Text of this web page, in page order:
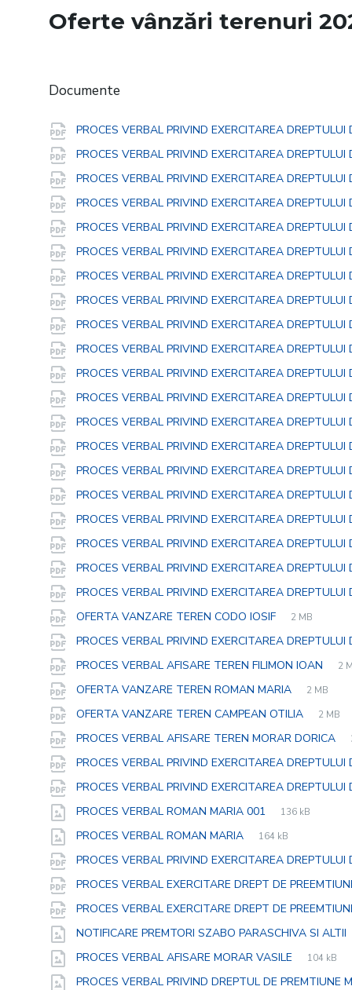
Oferte vânzări terenuri
Documente
PROCES VERBAL PRIVIND EXERCITAREA
PROCES VERBAL PRIVIND EXERCITAREA
PROCES VERBAL PRIVIND EXERCITAREA
PROCES VERBAL PRIVIND EXERCITAREA
PROCES VERBAL PRIVIND EXERCITAREA
PROCES VERBAL PRIVIND EXERCITAREA
PROCES VERBAL PRIVIND EXERCITAREA
PROCES VERBAL PRIVIND EXERCITAREA
PROCES VERBAL PRIVIND EXERCITAREA
PROCES VERBAL PRIVIND EXERCITAREA
PROCES VERBAL PRIVIND EXERCITAREA
PROCES VERBAL PRIVIND EXERCITAREA
PROCES VERBAL PRIVIND EXERCITAREA
PROCES VERBAL PRIVIND EXERCITAREA
PROCES VERBAL PRIVIND EXERCITAREA
PROCES VERBAL PRIVIND EXERCITAREA
PROCES VERBAL PRIVIND EXERCITAREA
PROCES VERBAL PRIVIND EXERCITAREA
PROCES VERBAL PRIVIND EXERCITAREA
PROCES VERBAL PRIVIND EXERCITAREA DREPTULUI
OFERTA VANZARE TEREN CODO IOSIF
File
pdf
File
2 MB
PROCES VERBAL PRIVIND EXERCITAREA
PROCES VERBAL AFISARE TEREN FILIMON IOAN
File
pdf
File
2
OFERTA VANZARE TEREN ROMAN MARIA
File
pdf
File
2 MB
OFERTA VANZARE TEREN CAMPEAN OTILIA
File
pdf
File
2 MB
PROCES VERBAL AFISARE TEREN MORAR DORICA
PROCES VERBAL PRIVIND EXERCITAREA DREPTULUI
PROCES VERBAL PRIVIND EXERCITAREA DREPTULUI
PROCES VERBAL ROMAN MARIA 001
File
jpg
File
136 kB
PROCES VERBAL ROMAN MARIA
File
jpg
File
164 kB
PROCES VERBAL PRIVIND EXERCITAREA
PROCES VERBAL EXERCITARE DREPT DE
PROCES VERBAL EXERCITARE DREPT DE
NOTIFICARE PREMTORI SZABO PARASCHIVA SI ALTII
PROCES VERBAL AFISARE MORAR VASILE
File
jpg
File
104 kB
PROCES VERBAL PRIVIND DREPTUL DE PREMTIUNE